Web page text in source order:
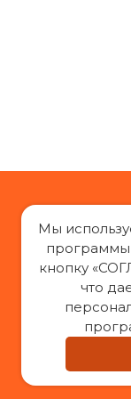
«За
При
«За права
Мы
кнопку
что